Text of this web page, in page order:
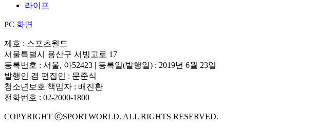
라이프
PC 화면
제호 : 스포츠월드
서울특별시 용산구 서빙고로 17
등록번호 : 서울, 아52423 | 등록일(발행일) : 2019년 6월 23일
발행인 겸 편집인 : 문준식
청소년보호 책임자 : 배진환
전화번호 : 02-2000-1800
COPYRIGHT ⓒSPORTWORLD. ALL RIGHTS RESERVED.